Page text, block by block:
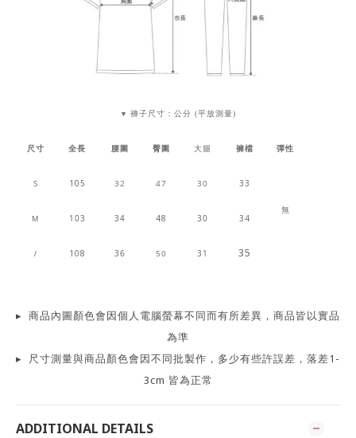
▼ 褲子尺寸：公分 (平放測量)
尺寸 全長 腰圍 臀圍 大腿 褲檔 彈性
S
M
/
105
103
108
32
34
36
47
48
50
30
30
31
33
34
35
無
▸ 商品內圖顏色會因個人電腦螢幕不同而有所差異，商品皆以實品
為準
▸ 尺寸測量與商品顏色會因不同批製作，多少有些許誤差，落差1-
3cm 皆為正常
ADDITIONAL DETAILS